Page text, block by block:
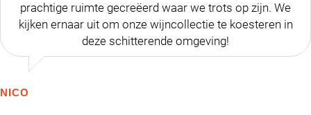
prachtige ruimte gecreëerd waar we trots op zijn. We
kijken ernaar uit om onze wijncollectie te koesteren in
deze schitterende omgeving!
NICO